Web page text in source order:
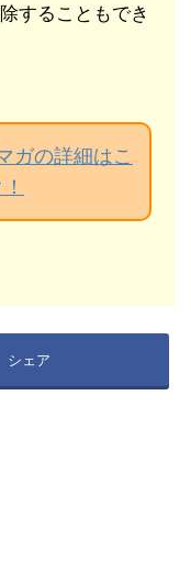
することもでき
ガの詳細はこ
シェア